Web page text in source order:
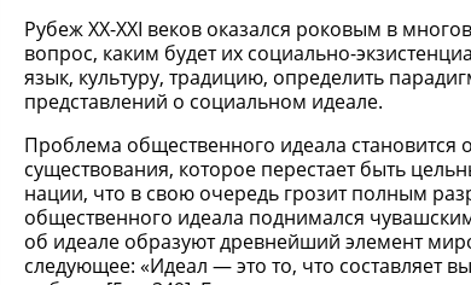
Рубеж XX-XXI веков оказался роковым в
вопрос, каким будет их социально-
язык, культуру, традицию, определить
представлений о социальном идеале.
Проблема общественного идеала становится
существования, которое перестает быть
нации, что в свою очередь грозит полным
общественного идеала поднимался
об идеале образуют древнейший элемент
следующее: «Идеал — это то, что составляет